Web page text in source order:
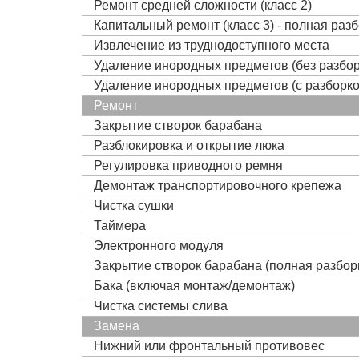
Ремонт средней сложности (класс 2)
Капитальный ремонт (класс 3) - полная
Извлечение из труднодоступного места
Удаление инородных предметов (без
Удаление инородных предметов (с
Ремонт
Закрытие створок барабана
Разблокировка и открытие люка
Регулировка приводного ремня
Демонтаж транспортировочного крепежа
Чистка сушки
Таймера
Электронного модуля
Закрытие створок барабана (полная
Бака (включая монтаж/демонтаж)
Чистка системы слива
Замена
Нижний или фронтальный противовес